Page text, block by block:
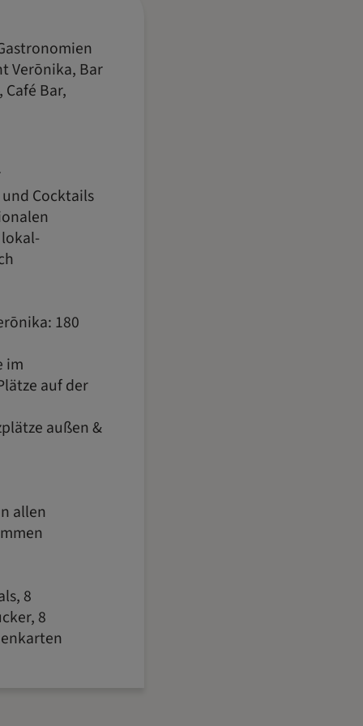
Verōnika, Bar
Bar,
Cocktails
180
im
auf der
außen &
allen
8
8